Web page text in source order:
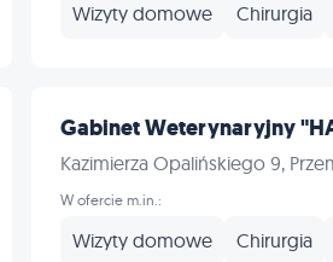
Wizyty domowe Chirurgia
Gabinet Weterynaryjny
Kazimierza Opalińskiego 9,
W ofercie m.in.:
Wizyty domowe Chirurgia